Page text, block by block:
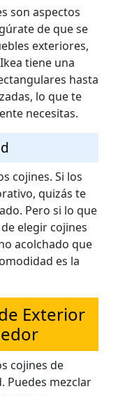
son aspectos
de que se
exteriores,
tiene una
hasta
lo que te
necesitas.
cojines. Si los
quizás te
Pero si lo que
elegir cojines
acolchado que
es la
Exterior
cojines de
Puedes mezclar